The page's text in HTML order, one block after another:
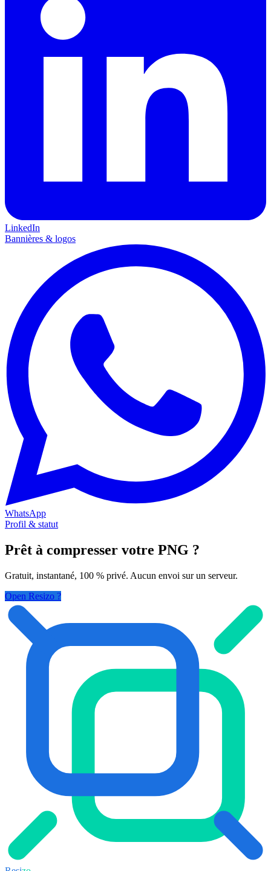
LinkedIn
Bannières & logos
WhatsApp
Profil & statut
Prêt à compresser votre PNG ?
Gratuit, instantané, 100 % privé. Aucun envoi sur un serveur.
Open Resizo ?